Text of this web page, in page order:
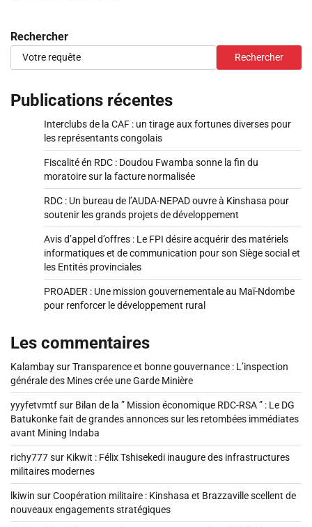
Rechercher
Rechercher
Publications récentes
Interclubs de la CAF : un tirage aux fortunes diverses pour
les représentants congolais
Fiscalité én RDC : Doudou Fwamba sonne la fin du
moratoire sur la facture normalisée
RDC : Un bureau de l’AUDA-NEPAD ouvre à Kinshasa pour
soutenir les grands projets de développement
Avis d’appel d’offres : Le FPI désire acquérir des matériels
informatiques et de communication pour son Siège social et
les Entités provinciales
PROADER : Une mission gouvernementale au Maï-Ndombe
pour renforcer le développement rural
Les commentaires
KalambaysurTransparence et bonne gouvernance : L’inspection
générale des Mines crée une Garde Minière
yyyfetvmtfsur Bilan de la ” Mission économique RDC-RSA ” : Le DG
Batukonke fait de grandes annonces sur les retombées immédiates
avant Mining Indaba
richy777sur Kikwit : Félix Tshisekedi inaugure des infrastructures
militaires modernes
lkiwin surCoopération militaire : Kinshasa et Brazzaville scellent de
nouveaux engagements stratégiques